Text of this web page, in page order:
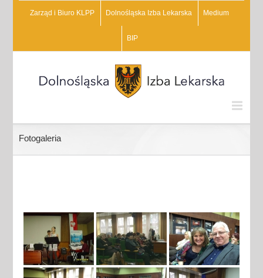
Zarząd i Biuro KLPP Dolnośląska Izba Lekarska Medium
BIP
Fotogaleria